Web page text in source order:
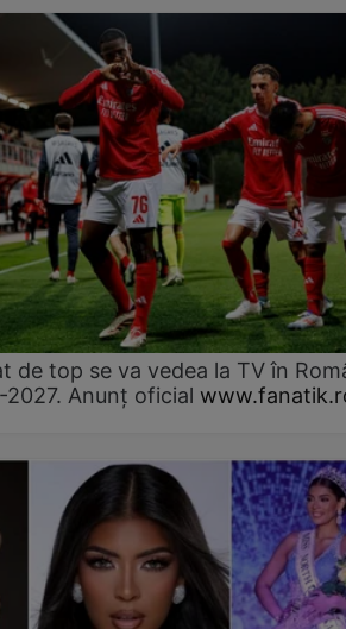
de top se va vedea la TV în
Anunț oficial